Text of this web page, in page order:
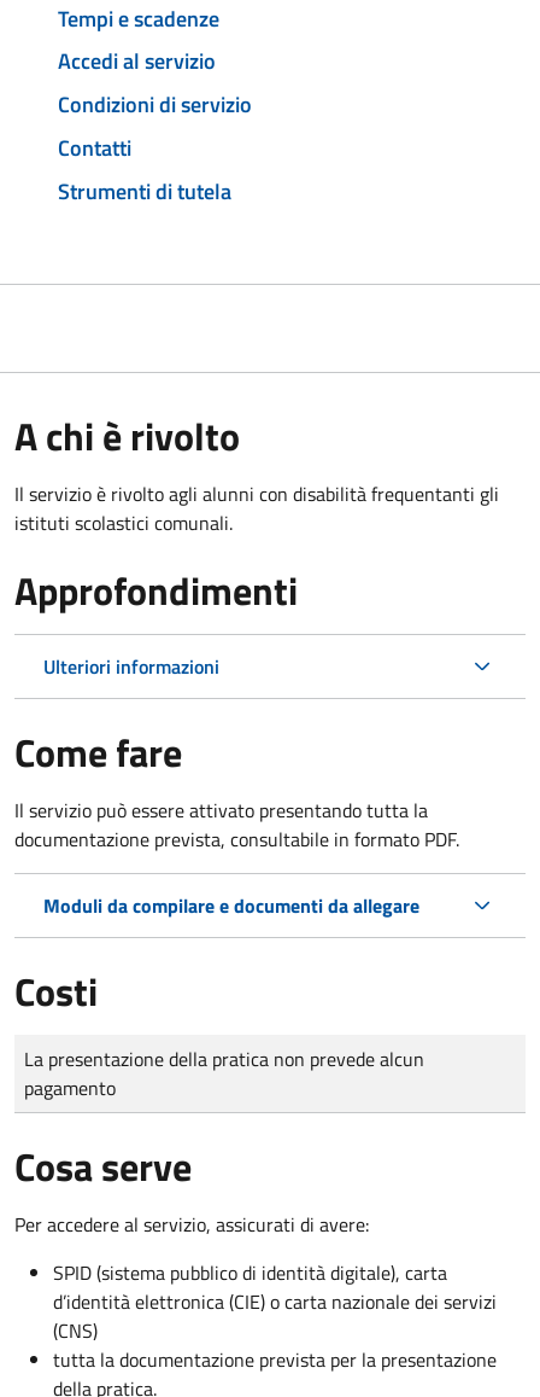
Tempi e scadenze
Accedi al servizio
Condizioni di servizio
Contatti
Strumenti di tutela
A chi è rivolto
Il servizio è rivolto agli alunni con disabilità frequentanti gli
istituti scolastici comunali.
Approfondimenti
Ulteriori informazioni
Come fare
Il servizio può essere attivato presentando tutta la
documentazione prevista, consultabile in formato PDF.
Moduli da compilare e documenti da allegare
Costi
Tipo di pagamento
Importo
La presentazione della pratica non prevede alcun
pagamento
Cosa serve
Per accedere al servizio, assicurati di avere:
SPID (sistema pubblico di identità digitale), carta
d’identità elettronica (CIE) o carta nazionale dei servizi
(CNS)
tutta la documentazione prevista per la presentazione
della pratica.